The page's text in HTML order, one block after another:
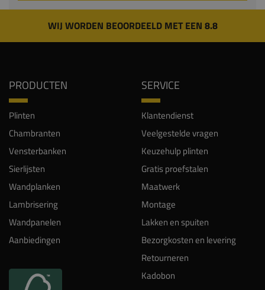
WIJ WORDEN BEOORDEELD MET EEN 8.8
PRODUCTEN
Plinten
Chambranten
Vensterbanken
Sierlijsten
Wandplanken
Lambrisering
Wandpanelen
Aanbiedingen
SERVICE
Klantendienst
Veelgestelde vragen
Keuzehulp plinten
Gratis proefstalen
Maatwerk
Montage
Lakken en spuiten
Bezorgkosten en levering
Retourneren
Kadobon